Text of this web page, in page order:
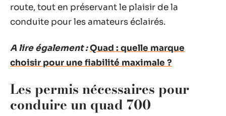
route, tout en préservant le plaisir de la
conduite pour les amateurs éclairés.
A lire également :Quad : quelle marque
choisir pour une fiabilité maximale ?
Les permis nécessaires pour
conduire un quad 700